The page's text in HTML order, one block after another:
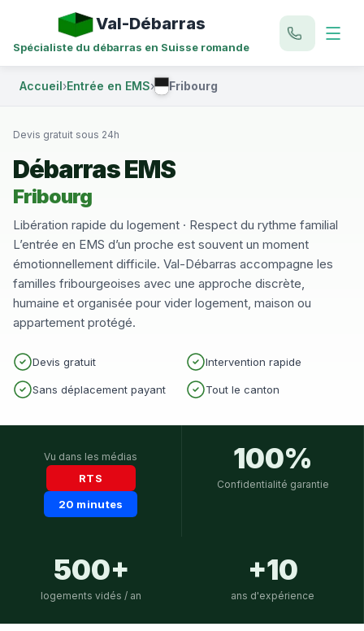
Val-Débarras
Spécialiste du débarras en Suisse romande
Accueil›Entrée en EMS› Fribourg
Devis gratuit sous 24h
Débarras EMS
Fribourg
Libération rapide du logement · Respect du rythme familial
L’entrée en EMS d’un proche est souvent un moment
émotionnellement difficile. Val-Débarras accompagne les
familles fribourgeoises avec une approche discrète,
humaine et organisée pour vider logement, maison ou
appartement protégé.
Devis gratuit Intervention rapide
Sans déplacement payant Tout le canton
Vu dans les médias
RTS
20 minutes
+10
ans d'expérience
100%
Confidentialité garantie
500+
logements vidés / an